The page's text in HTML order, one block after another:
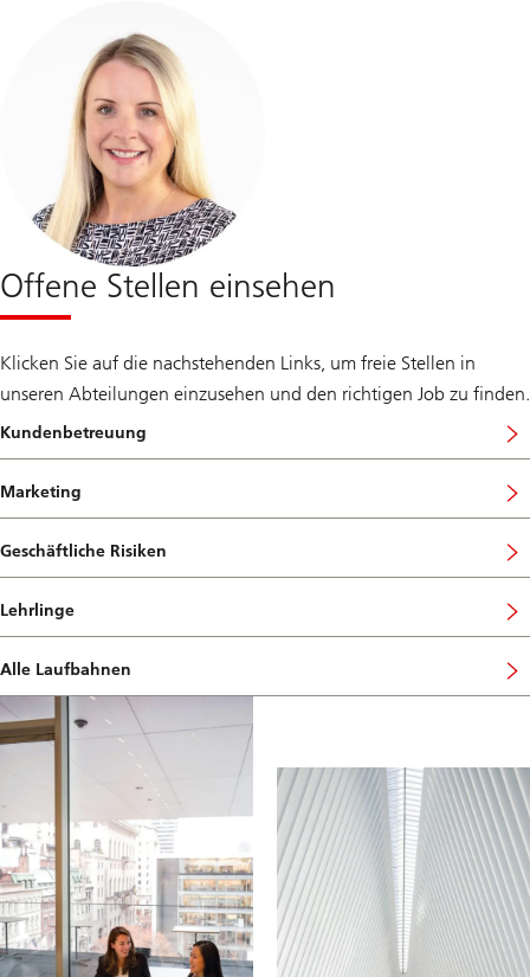
Offene Stellen einsehen
Klicken Sie auf die nachstehenden Links, um freie Stellen in
unseren Abteilungen einzusehen und den richtigen Job zu finden.
Kundenbetreuung
Marketing
Geschäftliche Risiken
Lehrlinge
Alle Laufbahnen